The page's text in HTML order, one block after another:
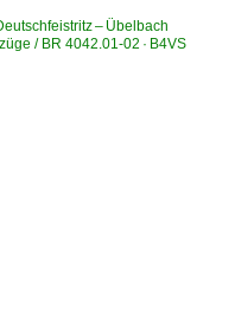
– Übelbach
/ BR 4042.01-02 · B4VS